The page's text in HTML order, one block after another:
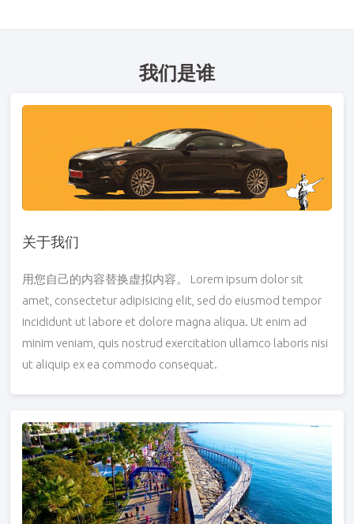
我们是谁
关于我们
用您自己的内容替换虚拟内容。 Lorem ipsum dolor sit
amet, consectetur adipisicing elit, sed do eiusmod tempor
incididunt ut labore et dolore magna aliqua. Ut enim ad
minim veniam, quis nostrud exercitation ullamco laboris nisi
ut aliquip ex ea commodo consequat.